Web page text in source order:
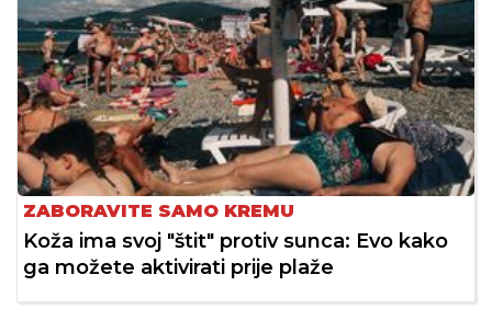
ZABORAVITE SAMO KREMU
Koža ima svoj "štit" protiv sunca: Evo kako
ga možete aktivirati prije plaže